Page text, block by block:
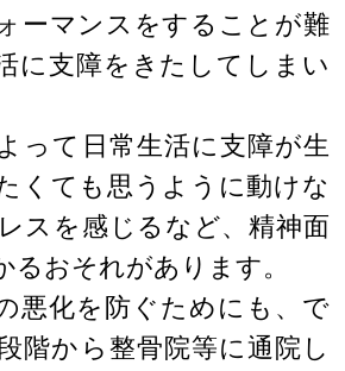
ーマンスをすることが難
に支障をきたしてしまい
って日常生活に支障が生
くても思うように動けな
スを感じるなど、精神面
るおそれがあります。
悪化を防ぐためにも、で
階から整骨院等に通院し